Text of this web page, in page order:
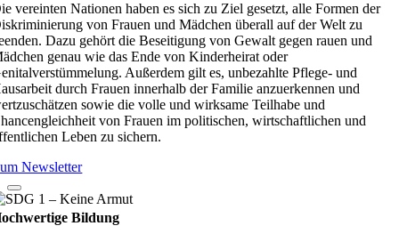
vereinten Nationen haben es sich zu Ziel gesetzt, alle Formen der
von Frauen und Mädchen überall auf der Welt zu
Dazu gehört die Beseitigung von Gewalt gegen rauen und
genau wie das Ende von Kinderheirat oder
Außerdem gilt es, unbezahlte Pflege- und
durch Frauen innerhalb der Familie anzuerkennen und
sowie die volle und wirksame Teilhabe und
von Frauen im politischen, wirtschaftlichen und
Leben zu sichern.
Newsletter
Bildung